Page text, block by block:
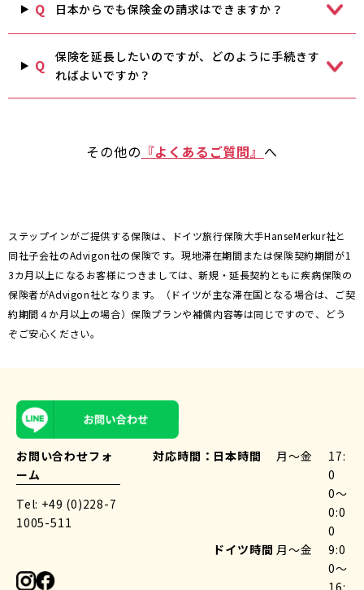
Q 日本からでも保険金の請求はできますか？
Q
保険を延長したいのですが、どのように手続きす
ればよいですか？
その他の 『よくあるご質問』 へ
ステップインがご提供する保険は、ドイツ旅行保険大手HanseMerkur社と
同社子会社のAdvigon社の保険です。現地滞在期間または保険契約期間が1
3カ月以上になるお客様につきましては、新規・延長契約ともに疾病保険の
保険者がAdvigon社となります。（ドイツが主な滞在国となる場合は、ご契
約期間４か月以上の場合）保険プランや補償内容等は同じですので、どう
ぞご安心ください。
お問い合わせフォ
ーム
Tel: +49 (0)228-7
1005-511
対応時間： 日本時間 月〜金
17:
0
0〜
0:0
0
ドイツ時間 月〜金
9:0
0〜
16: